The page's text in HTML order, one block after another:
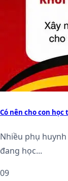
Có nên cho con
Nhiều phụ
đang học...
09